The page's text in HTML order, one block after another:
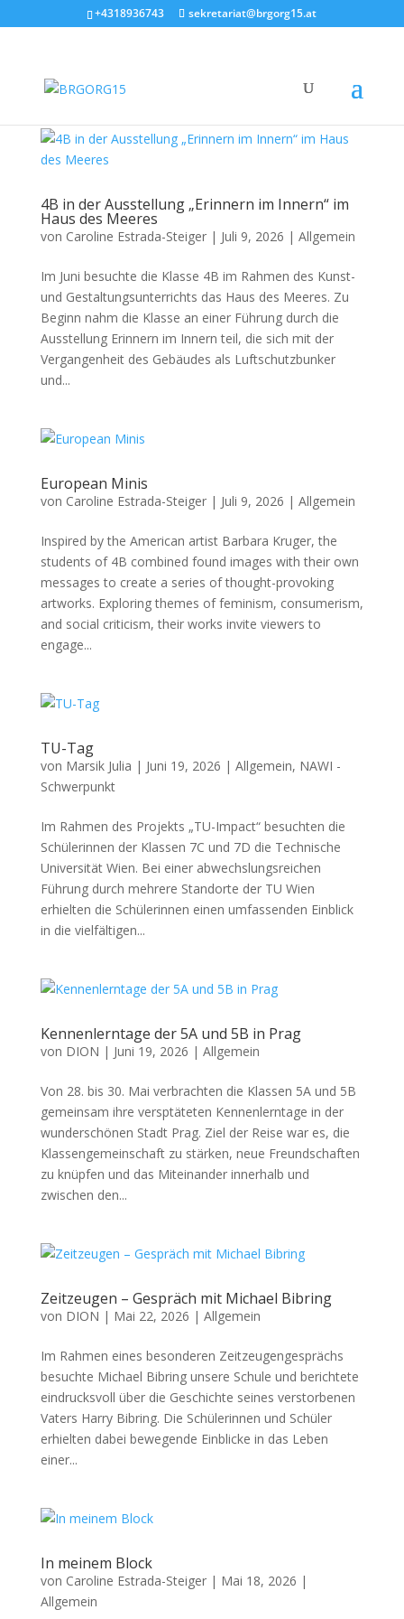
+4318936743 sekretariat@brgorg15.at
4B in der Ausstellung „Erinnern im Innern“ im
Haus des Meeres
von Caroline Estrada-Steiger| Juli 9, 2026 | Allgemein
Im Juni besuchte die Klasse 4B im Rahmen des Kunst-
und Gestaltungsunterrichts das Haus des Meeres. Zu
Beginn nahm die Klasse an einer Führung durch die
Ausstellung Erinnern im Innern teil, die sich mit der
Vergangenheit des Gebäudes als Luftschutzbunker
und...
European Minis
von Caroline Estrada-Steiger| Juli 9, 2026 | Allgemein
Inspired by the American artist Barbara Kruger, the
students of 4B combined found images with their own
messages to create a series of thought-provoking
artworks. Exploring themes of feminism, consumerism,
and social criticism, their works invite viewers to
engage...
TU-Tag
von Marsik Julia | Juni 19, 2026 | Allgemein, NAWI -
Schwerpunkt
Im Rahmen des Projekts „TU-Impact“ besuchten die
Schülerinnen der Klassen 7C und 7D die Technische
Universität Wien. Bei einer abwechslungsreichen
Führung durch mehrere Standorte der TU Wien
erhielten die Schülerinnen einen umfassenden Einblick
in die vielfältigen...
Kennenlerntage der 5A und 5B in Prag
von DION | Juni 19, 2026 | Allgemein
Von 28. bis 30. Mai verbrachten die Klassen 5A und 5B
gemeinsam ihre versptäteten Kennenlerntage in der
wunderschönen Stadt Prag. Ziel der Reise war es, die
Klassengemeinschaft zu stärken, neue Freundschaften
zu knüpfen und das Miteinander innerhalb und
zwischen den...
Zeitzeugen – Gespräch mit Michael Bibring
von DION | Mai 22, 2026 | Allgemein
Im Rahmen eines besonderen Zeitzeugengesprächs
besuchte Michael Bibring unsere Schule und berichtete
eindrucksvoll über die Geschichte seines verstorbenen
Vaters Harry Bibring. Die Schülerinnen und Schüler
erhielten dabei bewegende Einblicke in das Leben
einer...
In meinem Block
von Caroline Estrada-Steiger| Mai 18, 2026 |
Allgemein